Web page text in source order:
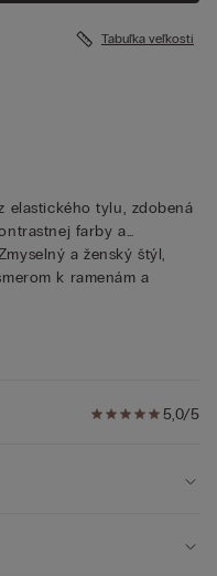
Tabuľka veľkostí
elastického tylu, zdobená
farby a
a ženský štýl,
k ramenám a
5,0/5